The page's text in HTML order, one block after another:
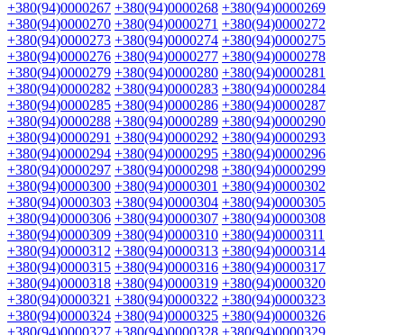
+380(94)0000267 +380(94)0000268 +380(94)0000269
+380(94)0000270 +380(94)0000271 +380(94)0000272
+380(94)0000273 +380(94)0000274 +380(94)0000275
+380(94)0000276 +380(94)0000277 +380(94)0000278
+380(94)0000279 +380(94)0000280 +380(94)0000281
+380(94)0000282 +380(94)0000283 +380(94)0000284
+380(94)0000285 +380(94)0000286 +380(94)0000287
+380(94)0000288 +380(94)0000289 +380(94)0000290
+380(94)0000291 +380(94)0000292 +380(94)0000293
+380(94)0000294 +380(94)0000295 +380(94)0000296
+380(94)0000297 +380(94)0000298 +380(94)0000299
+380(94)0000300 +380(94)0000301 +380(94)0000302
+380(94)0000303 +380(94)0000304 +380(94)0000305
+380(94)0000306 +380(94)0000307 +380(94)0000308
+380(94)0000309 +380(94)0000310 +380(94)0000311
+380(94)0000312 +380(94)0000313 +380(94)0000314
+380(94)0000315 +380(94)0000316 +380(94)0000317
+380(94)0000318 +380(94)0000319 +380(94)0000320
+380(94)0000321 +380(94)0000322 +380(94)0000323
+380(94)0000324 +380(94)0000325 +380(94)0000326